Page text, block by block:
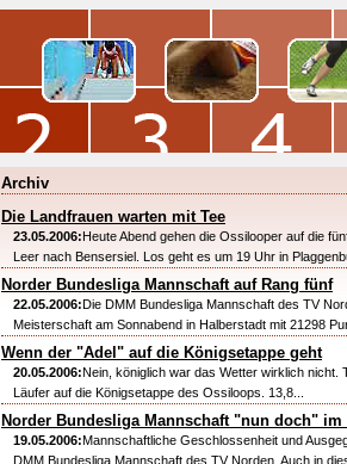
Archiv
Die Landfrauen warten mit Tee
23.05.2006:Heute Abend gehen die Ossilooper auf die
Leer nach Bensersiel. Los geht es um 19 Uhr in
Norder Bundesliga Mannschaft auf Rang fünf
22.05.2006:Die DMM Bundesliga Mannschaft des TV
Meisterschaft am Sonnabend in Halberstadt mit 21298
Wenn der "Adel" auf die Königsetappe geht
20.05.2006:Nein, königlich war das Wetter wirklich nicht.
Läufer auf die Königsetappe des Ossiloops. 13,8...
Norder Bundesliga Mannschaft "nun doch" im
19.05.2006:Mannschaftliche Geschlossenheit und
DMM Bundesliga Mannschaft des TV Norden. Auch in